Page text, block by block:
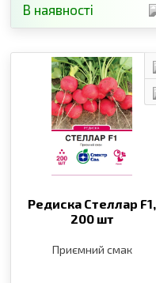
В наявності
Редиска Стеллар F1,
200 шт
Приємний смак